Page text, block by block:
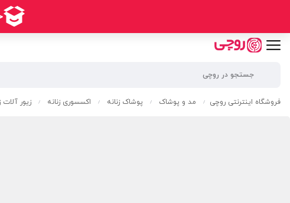
فروشگاه اینترنتی روچی / مد و پوشاک / پوشاک زنانه / اکسسوری زنانه / زیور آلات